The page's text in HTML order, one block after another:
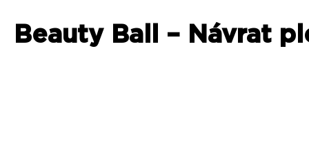
Beauty Ball – Návrat